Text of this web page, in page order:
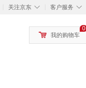
◇
关注京东 ◇
客户服务
0
我的购物车